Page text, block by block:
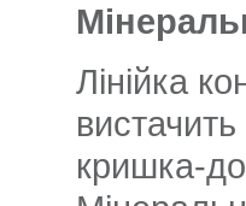
Лінійка
кришка-